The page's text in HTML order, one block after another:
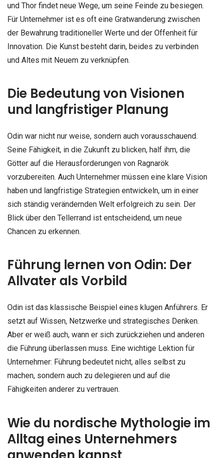
und Thor findet neue Wege, um seine Feinde zu besiegen.
Für Unternehmer ist es oft eine Gratwanderung zwischen
der Bewahrung traditioneller Werte und der Offenheit für
Innovation. Die Kunst besteht darin, beides zu verbinden
und Altes mit Neuem zu verknüpfen.
Die Bedeutung von Visionen
und langfristiger Planung
Odin war nicht nur weise, sondern auch vorausschauend.
Seine Fähigkeit, in die Zukunft zu blicken, half ihm, die
Götter auf die Herausforderungen von Ragnarök
vorzubereiten. Auch Unternehmer müssen eine klare Vision
haben und langfristige Strategien entwickeln, um in einer
sich ständig verändernden Welt erfolgreich zu sein. Der
Blick über den Tellerrand ist entscheidend, um neue
Chancen zu erkennen.
Führung lernen von Odin: Der
Allvater als Vorbild
Odin ist das klassische Beispiel eines klugen Anführers. Er
setzt auf Wissen, Netzwerke und strategisches Denken.
Aber er weiß auch, wann er sich zurückziehen und anderen
die Führung überlassen muss. Eine wichtige Lektion für
Unternehmer: Führung bedeutet nicht, alles selbst zu
machen, sondern auch zu delegieren und auf die
Fähigkeiten anderer zu vertrauen.
Wie du nordische Mythologie im
Alltag eines Unternehmers